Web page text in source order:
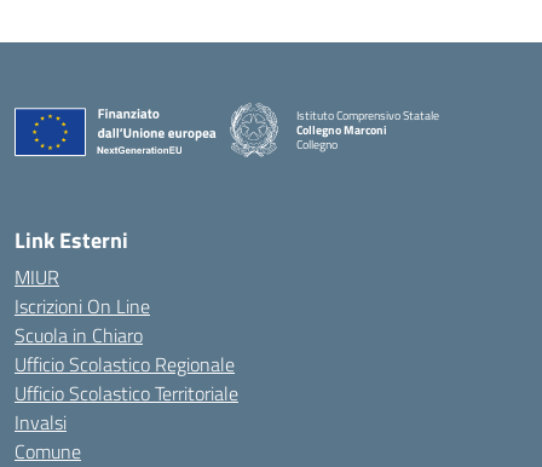
Istituto Comprensivo Statale
Collegno Marconi
Collegno
Link Esterni
MIUR
Iscrizioni On Line
Scuola in Chiaro
Ufficio Scolastico Regionale
Ufficio Scolastico Territoriale
Invalsi
Comune